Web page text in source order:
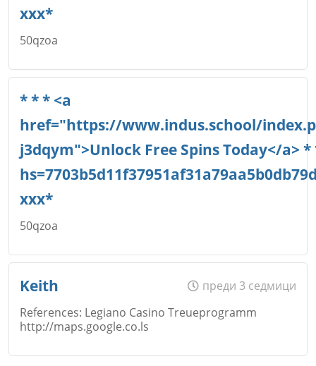
ххх*
50qzoa
Email
* * * <a
href="https://www.indus.school/
j3dqym">Unlock Free Spins Today</a> *
ххх*
50qzoa
Email
Keith
преди 3 седмици
References: Legiano Casino Treueprogramm
http://maps.google.co.ls